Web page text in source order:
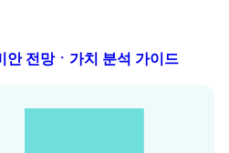
전망ㆍ가치 분석 가이드